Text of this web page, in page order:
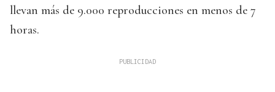
llevan más de 9.000 reproducciones en menos de 7
horas.